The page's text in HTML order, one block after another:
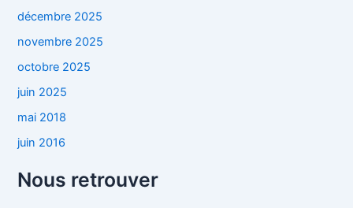
décembre 2025
novembre 2025
octobre 2025
juin 2025
mai 2018
juin 2016
Nous retrouver